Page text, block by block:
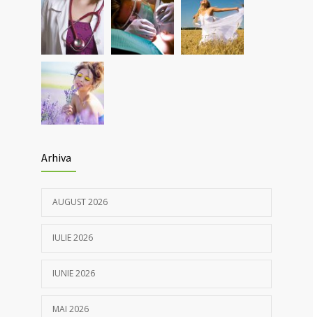
Nou! Test pentru determinarea anticorpilor
IgG COVID 19 cantitativi
05/04/2021
Arhiva
AUGUST 2026
IULIE 2026
IUNIE 2026
MAI 2026